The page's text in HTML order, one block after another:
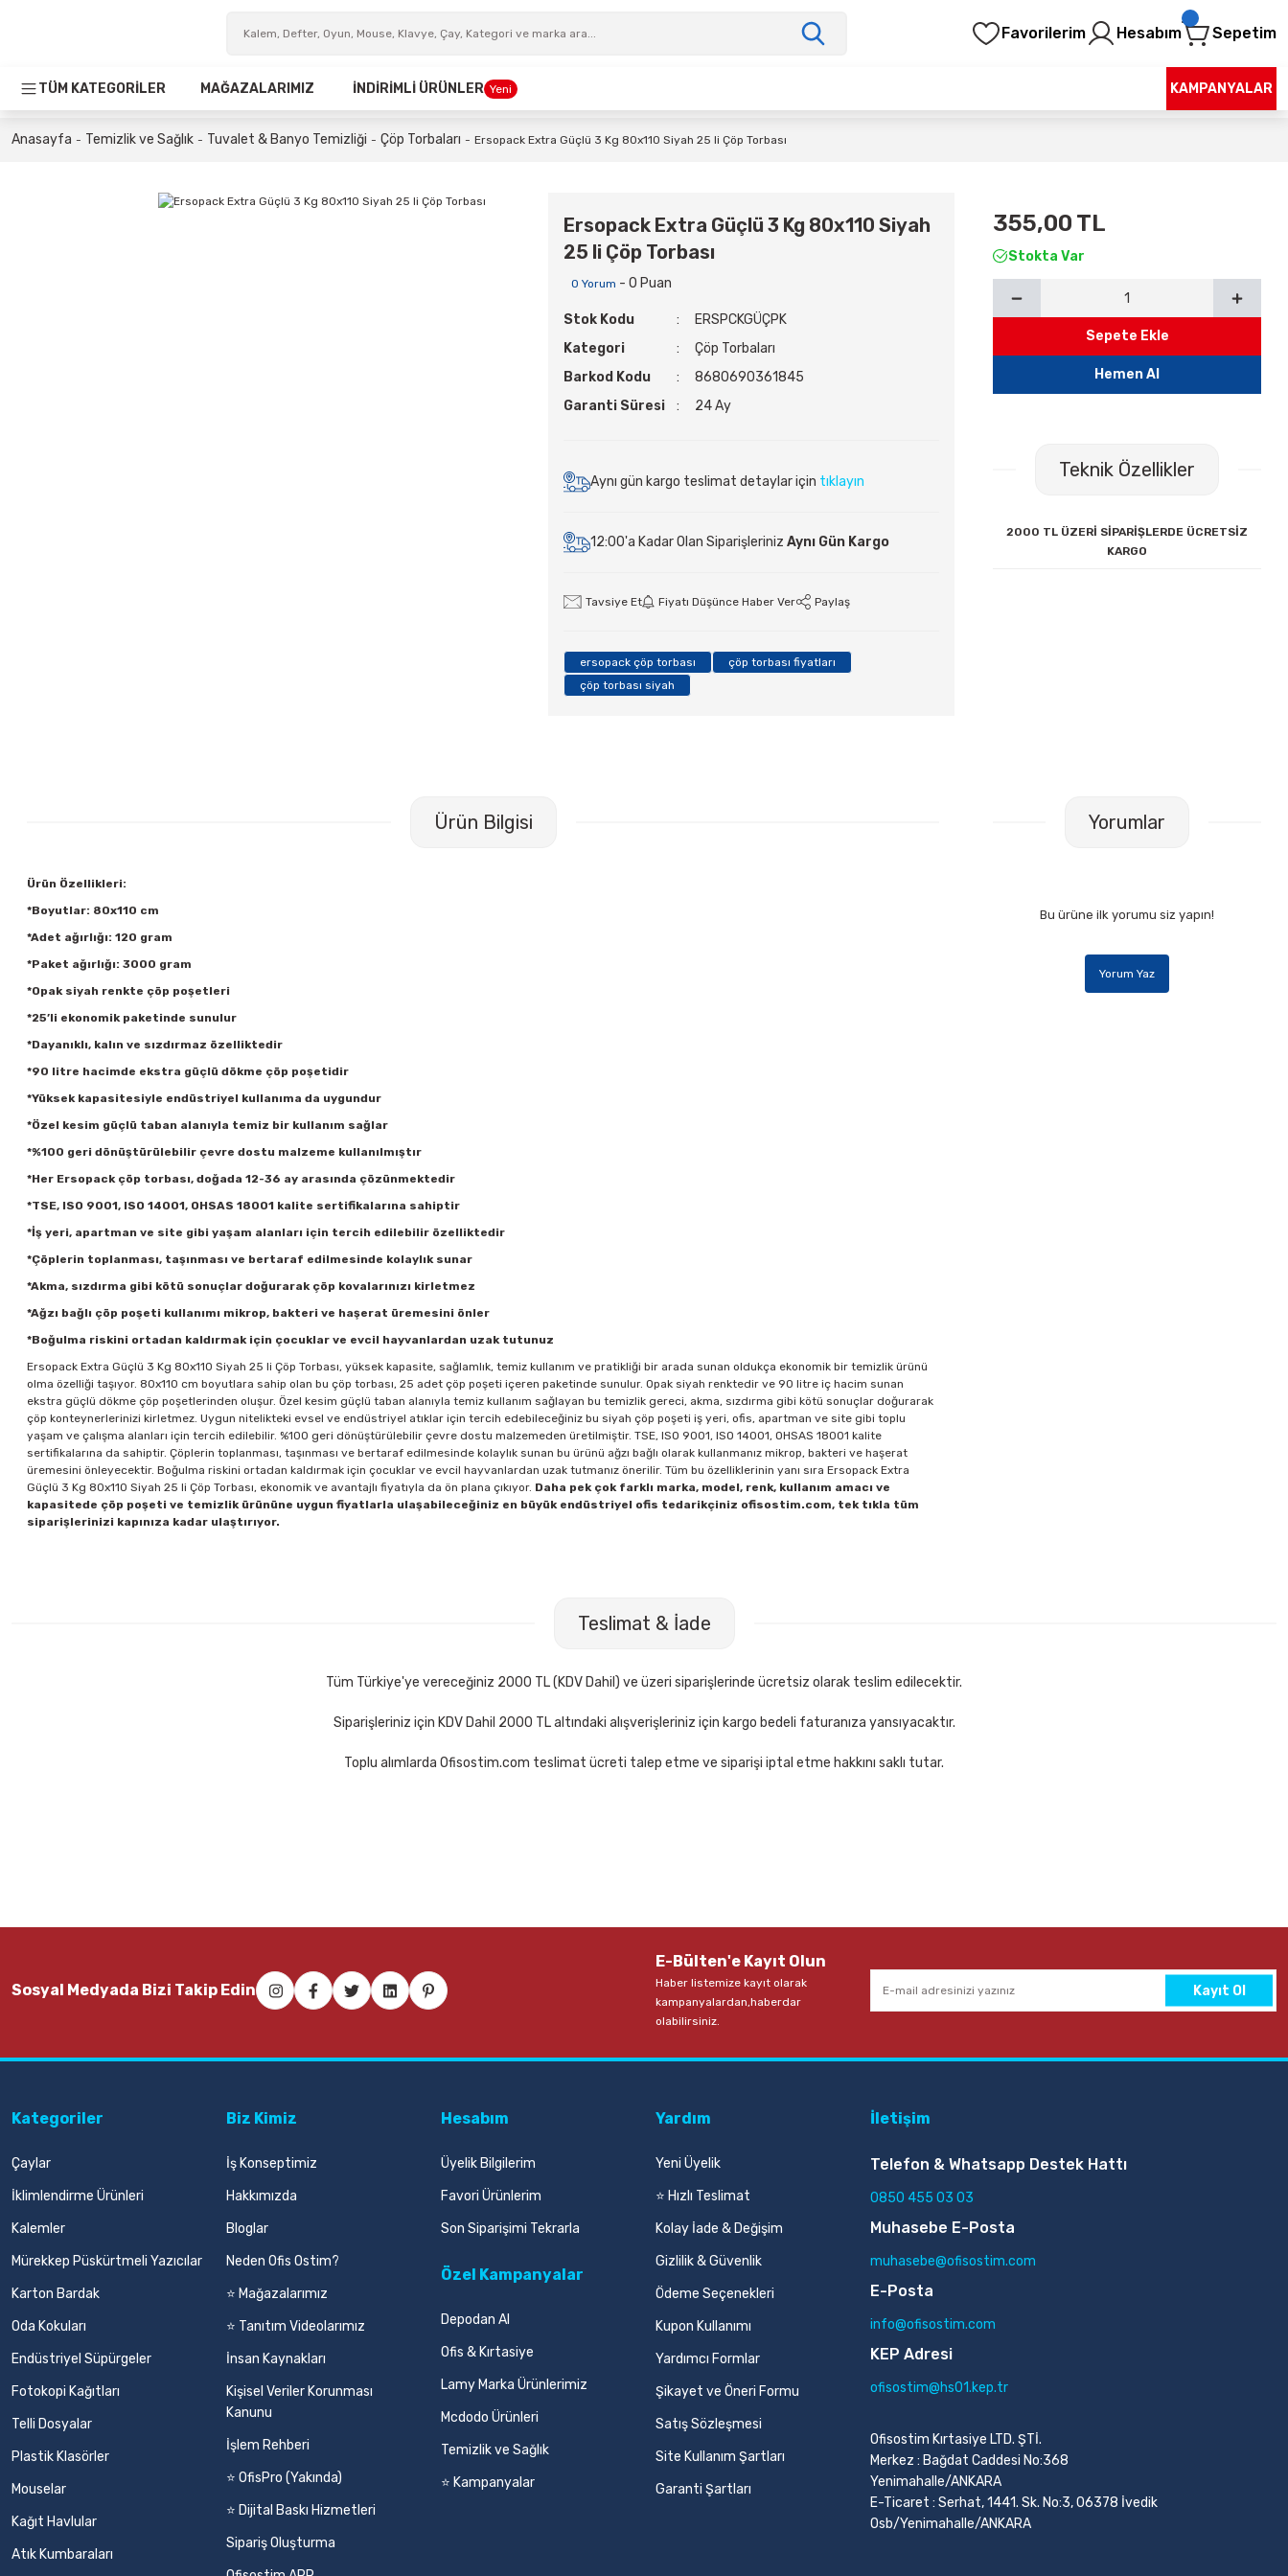
Favorilerim Hesabım Sepetim
TÜM KATEGORİLER MAĞAZALARIMIZ İNDİRİMLİ ÜRÜNLER Yeni KAMPANYALAR
Anasayfa Temizlik ve Sağlık Tuvalet & Banyo Temizliği Çöp Torbaları Ersopack Extra Güçlü 3 Kg 80x110 Siyah 25 li Çöp Torbası
Ersopack Extra Güçlü 3 Kg 80x110 Siyah
25 li Çöp Torbası
0 Yorum - 0 Puan
Stok Kodu
ERSPCKGÜÇPK
Kategori
Çöp Torbaları
Barkod Kodu
8680690361845
Garanti Süresi
24 Ay
Aynı gün kargo teslimat detaylar için tıklayın
12:00'a Kadar Olan Siparişleriniz Aynı Gün Kargo
Tavsiye Et Fiyatı Düşünce Haber Ver Paylaş
ersopack çöp torbası
çöp torbası fiyatları
çöp torbası siyah
355,00 TL
Stokta Var
Sepete Ekle
Hemen Al
Teknik Özellikler
2000 TL ÜZERİ SİPARİŞLERDE ÜCRETSİZ
KARGO
Ürün Bilgisi
Ürün Özellikleri:
*Boyutlar: 80x110 cm
*Adet ağırlığı: 120 gram
*Paket ağırlığı: 3000 gram
*Opak siyah renkte çöp poşetleri
*25’li ekonomik paketinde sunulur
*Dayanıklı, kalın ve sızdırmaz özelliktedir
*90 litre hacimde ekstra güçlü dökme çöp poşetidir
*Yüksek kapasitesiyle endüstriyel kullanıma da uygundur
*Özel kesim güçlü taban alanıyla temiz bir kullanım sağlar
*%100 geri dönüştürülebilir çevre dostu malzeme kullanılmıştır
*Her Ersopack çöp torbası, doğada 12-36 ay arasında çözünmektedir
*TSE, ISO 9001, ISO 14001, OHSAS 18001 kalite sertifikalarına sahiptir
*İş yeri, apartman ve site gibi yaşam alanları için tercih edilebilir özelliktedir
*Çöplerin toplanması, taşınması ve bertaraf edilmesinde kolaylık sunar
*Akma, sızdırma gibi kötü sonuçlar doğurarak çöp kovalarınızı kirletmez
*Ağzı bağlı çöp poşeti kullanımı mikrop, bakteri ve haşerat üremesini önler
*Boğulma riskini ortadan kaldırmak için çocuklar ve evcil hayvanlardan uzak tutunuz
Ersopack Extra Güçlü 3 Kg 80x110 Siyah 25 li Çöp Torbası, yüksek kapasite, sağlamlık, temiz kullanım ve pratikliği bir arada sunan oldukça ekonomik bir temizlik ürünü
olma özelliği taşıyor. 80x110 cm boyutlara sahip olan bu çöp torbası, 25 adet çöp poşeti içeren paketinde sunulur. Opak siyah renktedir ve 90 litre iç hacim sunan
ekstra güçlü dökme çöp poşetlerinden oluşur. Özel kesim güçlü taban alanıyla temiz kullanım sağlayan bu temizlik gereci, akma, sızdırma gibi kötü sonuçlar doğurarak
çöp konteynerlerinizi kirletmez. Uygun nitelikteki evsel ve endüstriyel atıklar için tercih edebileceğiniz bu siyah çöp poşeti iş yeri, ofis, apartman ve site gibi toplu
yaşam ve çalışma alanları için tercih edilebilir. %100 geri dönüştürülebilir çevre dostu malzemeden üretilmiştir. TSE, ISO 9001, ISO 14001, OHSAS 18001 kalite
sertifikalarına da sahiptir. Çöplerin toplanması, taşınması ve bertaraf edilmesinde kolaylık sunan bu ürünü ağzı bağlı olarak kullanmanız mikrop, bakteri ve haşerat
üremesini önleyecektir. Boğulma riskini ortadan kaldırmak için çocuklar ve evcil hayvanlardan uzak tutmanız önerilir. Tüm bu özelliklerinin yanı sıra Ersopack Extra
Güçlü 3 Kg 80x110 Siyah 25 li Çöp Torbası, ekonomik ve avantajlı fiyatıyla da ön plana çıkıyor. Daha pek çok farklı marka, model, renk, kullanım amacı ve
kapasitede çöp poşeti ve temizlik ürününe uygun fiyatlarla ulaşabileceğiniz en büyük endüstriyel ofis tedarikçiniz ofisostim.com, tek tıkla tüm
siparişlerinizi kapınıza kadar ulaştırıyor.
Yorumlar
Bu ürüne ilk yorumu siz yapın!
Yorum Yaz
Teslimat & İade
Tüm Türkiye'ye vereceğiniz 2000 TL (KDV Dahil) ve üzeri siparişlerinde ücretsiz olarak teslim edilecektir.
Siparişleriniz için KDV Dahil 2000 TL altındaki alışverişleriniz için kargo bedeli faturanıza yansıyacaktır.
Toplu alımlarda Ofisostim.com teslimat ücreti talep etme ve siparişi iptal etme hakkını saklı tutar.
Sosyal Medyada Bizi Takip Edin
E-Bülten'e Kayıt Olun
Haber listemize kayıt olarak
kampanyalardan,haberdar
olabilirsiniz.
Kayıt Ol
Kategoriler
Çaylar
İklimlendirme Ürünleri
Kalemler
Mürekkep Püskürtmeli Yazıcılar
Karton Bardak
Oda Kokuları
Endüstriyel Süpürgeler
Fotokopi Kağıtları
Telli Dosyalar
Plastik Klasörler
Mouselar
Kağıt Havlular
Atık Kumbaraları
Biz Kimiz
İş Konseptimiz
Hakkımızda
Bloglar
Neden Ofis Ostim?
⭐ Mağazalarımız
⭐ Tanıtım Videolarımız
İnsan Kaynakları
Kişisel Veriler Korunması
Kanunu
İşlem Rehberi
⭐ OfisPro (Yakında)
⭐ Dijital Baskı Hizmetleri
Sipariş Oluşturma
Hesabım
Üyelik Bilgilerim
Favori Ürünlerim
Son Siparişimi Tekrarla
Özel Kampanyalar
Depodan Al
Ofis & Kırtasiye
Lamy Marka Ürünlerimiz
Mcdodo Ürünleri
Temizlik ve Sağlık
⭐ Kampanyalar
Yardım
Yeni Üyelik
⭐ Hızlı Teslimat
Kolay İade & Değişim
Gizlilik & Güvenlik
Ödeme Seçenekleri
Kupon Kullanımı
Yardımcı Formlar
Şikayet ve Öneri Formu
Satış Sözleşmesi
Site Kullanım Şartları
Garanti Şartları
İletişim
Telefon & Whatsapp Destek Hattı
0850 455 03 03
Muhasebe E-Posta
muhasebe@ofisostim.com
E-Posta
info@ofisostim.com
KEP Adresi
ofisostim@hs01.kep.tr
Ofisostim Kırtasiye LTD. ŞTİ.
Merkez : Bağdat Caddesi No:368
Yenimahalle/ANKARA
E-Ticaret : Serhat, 1441. Sk. No:3, 06378 İvedik
Osb/Yenimahalle/ANKARA